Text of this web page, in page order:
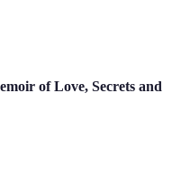
of Love, Secrets and